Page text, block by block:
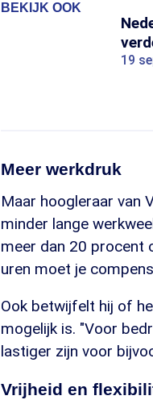
BEKIJK OOK
19
Meer werkdruk
Maar hoogleraar van
minder lange
meer dan 20 procent
uren moet je
Ook betwijfelt hij of
mogelijk is. "Voor
lastiger zijn voor
Vrijheid en